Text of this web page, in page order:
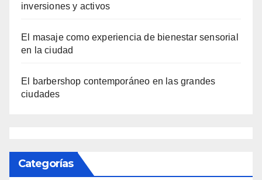
inversiones y activos
El masaje como experiencia de bienestar sensorial
en la ciudad
El barbershop contemporáneo en las grandes
ciudades
Categorías